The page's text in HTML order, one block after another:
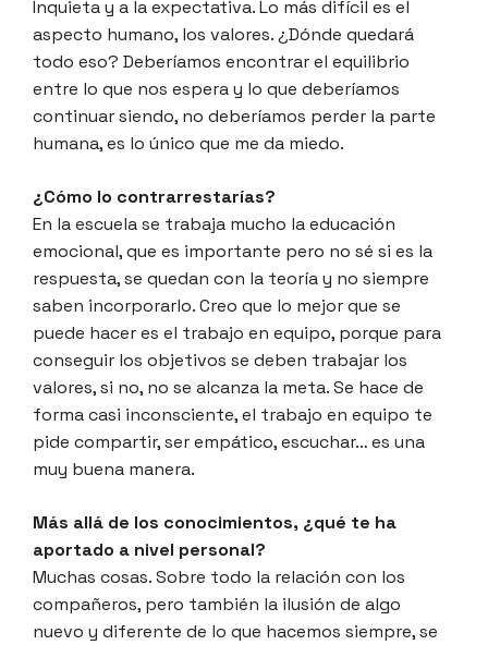
Inquieta y a la expectativa. Lo más difícil es el
aspecto humano, los valores. ¿Dónde quedará
todo eso? Deberíamos encontrar el equilibrio
entre lo que nos espera y lo que deberíamos
continuar siendo, no deberíamos perder la parte
humana, es lo único que me da miedo.
¿Cómo lo contrarrestarías?
En la escuela se trabaja mucho la educación
emocional, que es importante pero no sé si es la
respuesta, se quedan con la teoría y no siempre
saben incorporarlo. Creo que lo mejor que se
puede hacer es el trabajo en equipo, porque para
conseguir los objetivos se deben trabajar los
valores, si no, no se alcanza la meta. Se hace de
forma casi inconsciente, el trabajo en equipo te
pide compartir, ser empático, escuchar… es una
muy buena manera.
Más allá de los conocimientos, ¿qué te ha
aportado a nivel personal?
Muchas cosas. Sobre todo la relación con los
compañeros, pero también la ilusión de algo
nuevo y diferente de lo que hacemos siempre, se